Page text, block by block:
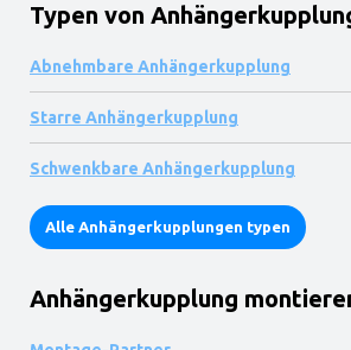
Typen von
Abnehmbare Anhängerkupplung
Starre Anhängerkupplung
Schwenkbare Anhängerkupplung
Alle Anhängerkupplungen typen
Anhängerkupplung